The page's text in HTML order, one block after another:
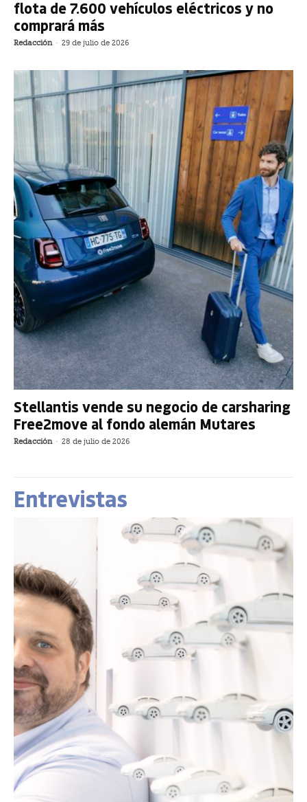
flota de 7.600 vehículos eléctricos y no
comprará más
Redacción - 29 de julio de 2026
Stellantis vende su negocio de carsharing
Free2move al fondo alemán Mutares
Redacción - 28 de julio de 2026
Entrevistas